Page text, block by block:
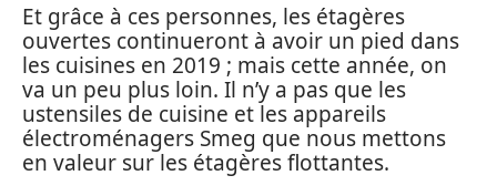
Et grâce à ces personnes, les étagères
ouvertes continueront à avoir un pied dans
les cuisines en 2019 ; mais cette année, on
va un peu plus loin. Il n’y a pas que les
ustensiles de cuisine et les appareils
électroménagers Smeg que nous mettons
en valeur sur les étagères flottantes.